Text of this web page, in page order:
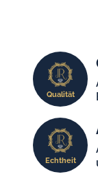
Qualität
Echtheit